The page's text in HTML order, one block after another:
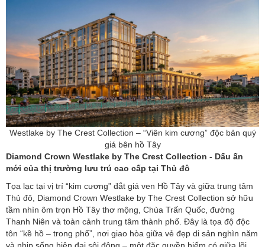
Westlake by The Crest Collection – “Viên kim cương” độc bản quý
giá bên hồ Tây
Diamond Crown Westlake by The Crest Collection - Dấu ấn
mới của thị trường lưu trú cao cấp tại Thủ đô
Tọa lạc tại vị trí “kim cương” đắt giá ven Hồ Tây và giữa trung tâm
Thủ đô, Diamond Crown Westlake by The Crest Collection sở hữu
tầm nhìn ôm trọn Hồ Tây thơ mộng, Chùa Trấn Quốc, đường
Thanh Niên và toàn cảnh trung tâm thành phố. Đây là tọa độ độc
tôn “kề hồ – trong phố”, nơi giao hòa giữa vẻ đẹp di sản nghìn năm